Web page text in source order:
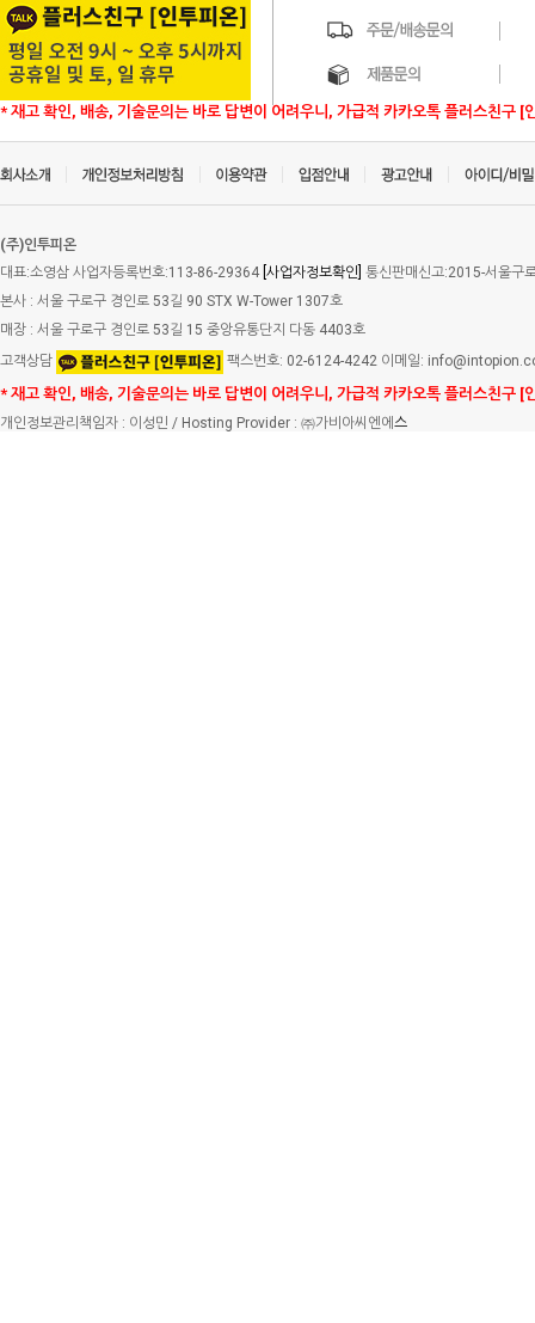
* 재고 확인, 배송, 기술문의는 바로 답변이 어려우니, 가급적 카카오톡 플러스친구 [
(주)인투피온
대표:소영삼 사업자등록번호:113-86-29364 [사업자정보확인] 통신판매신고:2015-서울구
본사 : 서울 구로구 경인로 53길 90 STX W-Tower 1307호
매장 : 서울 구로구 경인로 53길 15 중앙유통단지 다동 4403호
고객상담
팩스번호: 02-6124-4242 이메일:
* 재고 확인, 배송, 기술문의는 바로 답변이 어려우니, 가급적 카카오톡 플러스친구 [
개인정보관리책임자 : 이성민 / Hosting Provider : ㈜가비아씨엔에 스